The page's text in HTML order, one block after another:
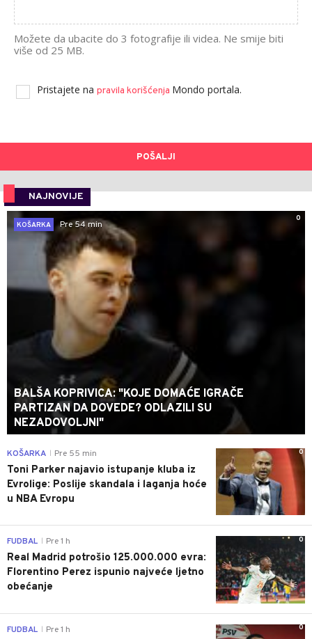
Možete da ubacite do 3 fotografije ili videa. Ne smije biti
više od 25 MB.
Pristajete na pravila korišćenja Mondo portala.
POŠALJI
NAJNOVIJE
0
KOŠARKA
Pre 54 min
BALŠA KOPRIVICA: "KOJE DOMAĆE IGRAČE
PARTIZAN DA DOVEDE? ODLAZILI SU
NEZADOVOLJNI"
0
KOŠARKA Pre 55 min
Toni Parker najavio istupanje kluba iz
Evrolige: Poslije skandala i laganja hoće
u NBA Evropu
0
FUDBAL Pre 1 h
Real Madrid potrošio 125.000.000 evra:
Florentino Perez ispunio najveće ljetno
obećanje
0
FUDBAL Pre 1 h